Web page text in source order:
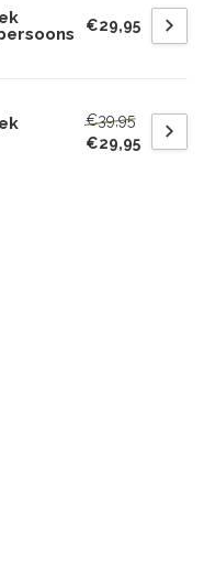
€29,95
€39,95
€29,95